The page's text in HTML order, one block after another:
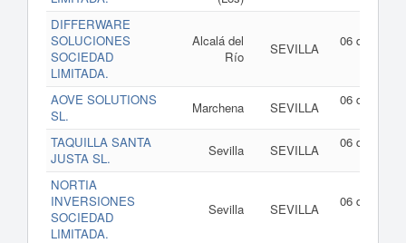
DIFFERWARE
SOLUCIONES
SOCIEDAD
LIMITADA.
Alcalá del
Río
SEVILLA
06 de
AOVE SOLUTIONS
SL.
Marchena SEVILLA
06 de
TAQUILLA SANTA
JUSTA SL.
Sevilla SEVILLA
06 de
NORTIA
INVERSIONES
SOCIEDAD
LIMITADA.
Sevilla SEVILLA
06 de